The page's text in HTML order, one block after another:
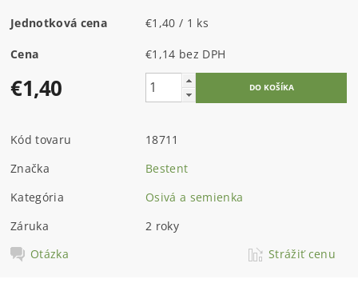
Jednotková cena €1,40 / 1 ks
Cena €1,14 bez DPH
€1,40
Kód tovaru
18711
Značka
Bestent
Kategória
Osivá a semienka
Záruka
2 roky
Otázka
Strážiť cenu